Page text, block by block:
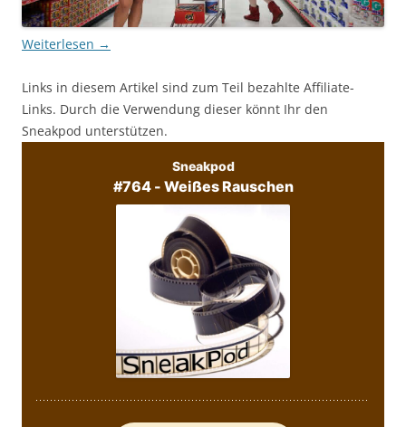
Weiterlesen →
Links in diesem Artikel sind zum Teil bezahlte Affiliate-
Links. Durch die Verwendung dieser könnt Ihr den
Sneakpod unterstützen.